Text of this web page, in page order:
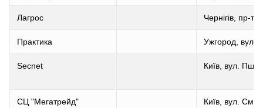
Лагрос Чернігів, пр-т
Практика Ужгород, вул.
Secnet Київ, вул.
СЦ "Мегатрейд"
Київ, вул.